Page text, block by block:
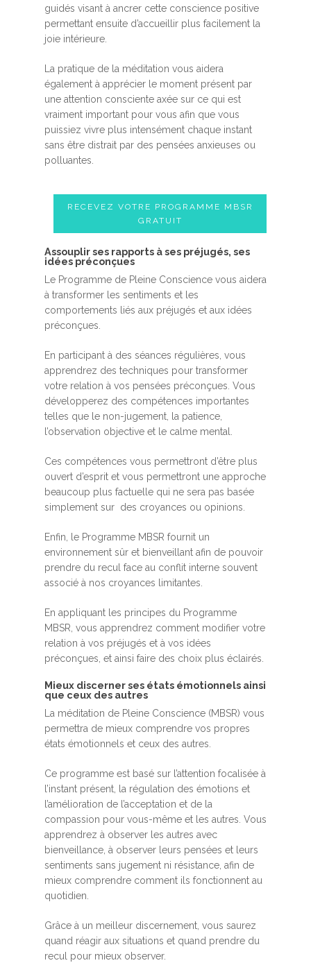
guidés visant à ancrer cette conscience positive
permettant ensuite d’accueillir plus facilement la
joie intérieure.
La pratique de la méditation vous aidera
également à apprécier le moment présent par
une attention consciente axée sur ce qui est
vraiment important pour vous afin que vous
puissiez vivre plus intensément chaque instant
sans être distrait par des pensées anxieuses ou
polluantes.
RECEVEZ VOTRE PROGRAMME MBSR
GRATUIT
Assouplir ses rapports à ses préjugés, ses
idées préconçues
Le Programme de Pleine Conscience vous aidera
à transformer les sentiments et les
comportements liés aux préjugés et aux idées
préconçues.
En participant à des séances régulières, vous
apprendrez des techniques pour transformer
votre relation à vos pensées préconçues. Vous
développerez des compétences importantes
telles que le non-jugement, la patience,
l’observation objective et le calme mental.
Ces compétences vous permettront d’être plus
ouvert d’esprit et vous permettront une approche
beaucoup plus factuelle qui ne sera pas basée
simplement sur des croyances ou opinions.
Enfin, le Programme MBSR fournit un
environnement sûr et bienveillant afin de pouvoir
prendre du recul face au conflit interne souvent
associé à nos croyances limitantes.
En appliquant les principes du Programme
MBSR, vous apprendrez comment modifier votre
relation à vos préjugés et à vos idées
préconçues, et ainsi faire des choix plus éclairés.
Mieux discerner ses états émotionnels ainsi
que ceux des autres
La méditation de Pleine Conscience (MBSR) vous
permettra de mieux comprendre vos propres
états émotionnels et ceux des autres.
Ce programme est basé sur l’attention focalisée à
l’instant présent, la régulation des émotions et
l’amélioration de l’acceptation et de la
compassion pour vous-même et les autres. Vous
apprendrez à observer les autres avec
bienveillance, à observer leurs pensées et leurs
sentiments sans jugement ni résistance, afin de
mieux comprendre comment ils fonctionnent au
quotidien.
Grâce à un meilleur discernement, vous saurez
quand réagir aux situations et quand prendre du
recul pour mieux observer.